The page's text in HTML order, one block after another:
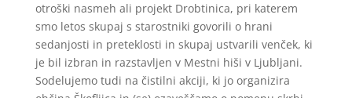
otroški nasmeh ali projekt Drobtinica, pri katerem
smo letos skupaj s starostniki govorili o hrani
sedanjosti in preteklosti in skupaj ustvarili venček, ki
je bil izbran in razstavljen v Mestni hiši v Ljubljani.
Sodelujemo tudi na čistilni akciji, ki jo organizira